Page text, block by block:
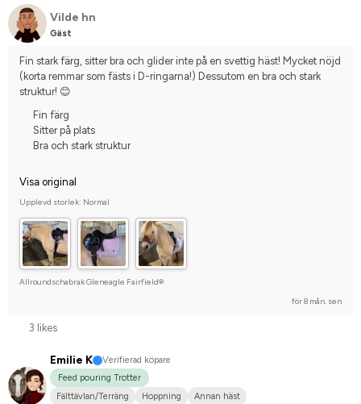
Vilde hn
Gäst
Fin stark färg, sitter bra och glider inte på en svettig häst! Mycket nöjd
(korta remmar som fästs i D-ringarna!) Dessutom en bra och stark
struktur! 😊
Fin färg
Sitter på plats
Bra och stark struktur
Visa original
Upplevd storlek: Normal
Allroundschabrak Gleneagle Fairfield®
för 8 mån. sen
3 likes
Emilie K
Verifierad köpare
Feed pouring Trotter
Fälttävlan/Terräng
Hoppning Annan häst